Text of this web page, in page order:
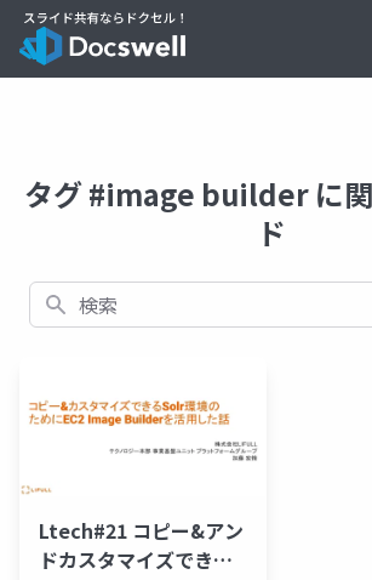
タグ #image builder に
ド
検索
Ltech#21 コピー&アン
ドカスタマイズできる